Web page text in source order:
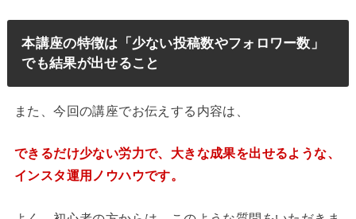
本講座の特徴は「少ない投稿数やフォロワー数」
でも結果が出せること
また、今回の講座でお伝えする内容は、
できるだけ少ない労力で、大きな成果を出せるような、
インスタ運用ノウハウです。